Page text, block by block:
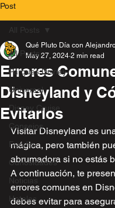
Post
All Posts
Parques Disney
Universal
Disney Cruise
Consejos
Foodie
Curiosidades
Noticias
Hoteles
All Posts
Errores
Disneyland y
Evitarlos
Qué Pluto Día con
May 27, 2024 2 min read
Visitar Disneyland es
mágica, pero también
abrumadora si no estás
A continuación, te
errores comunes en
debes evitar para